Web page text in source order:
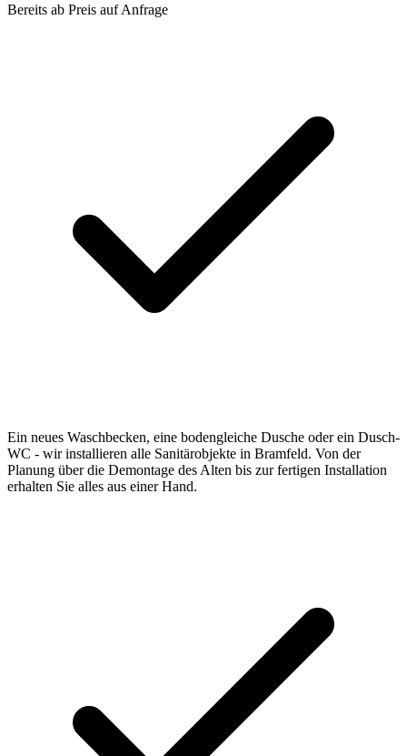
Bereits ab Preis auf Anfrage
Ein neues Waschbecken, eine bodengleiche Dusche oder ein Dusch-
WC - wir installieren alle Sanitärobjekte in Bramfeld. Von der
Planung über die Demontage des Alten bis zur fertigen Installation
erhalten Sie alles aus einer Hand.